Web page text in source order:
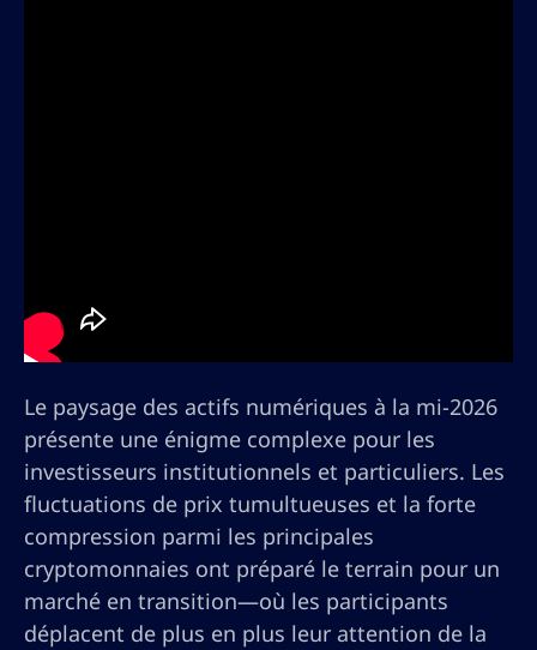
Le paysage des actifs numériques à la mi-2026
présente une énigme complexe pour les
investisseurs institutionnels et particuliers. Les
fluctuations de prix tumultueuses et la forte
compression parmi les principales
cryptomonnaies ont préparé le terrain pour un
marché en transition—où les participants
déplacent de plus en plus leur attention de la